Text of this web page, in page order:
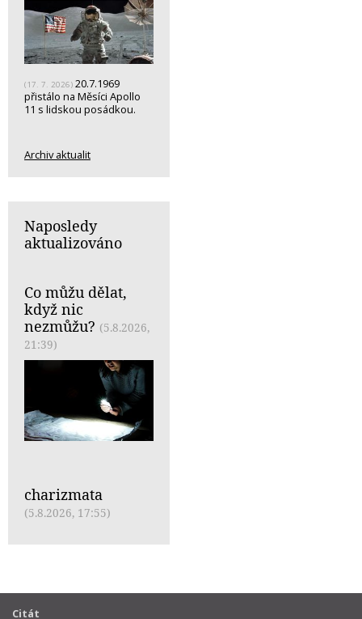
(17. 7. 2026) 20.7.1969
přistálo na Měsíci Apollo
11 s lidskou posádkou.
Archiv aktualit
Naposledy
aktualizováno
Co můžu dělat,
když nic
nezmůžu? (5.8.2026,
21:39)
charizmata
(5.8.2026, 17:55)
Citát